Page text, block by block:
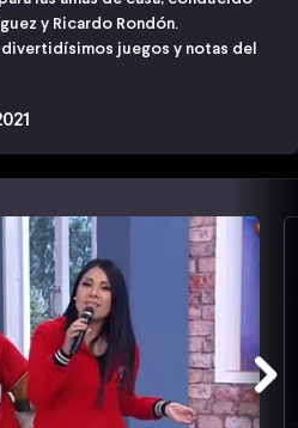
y Ricardo Rondón.
juegos y notas del